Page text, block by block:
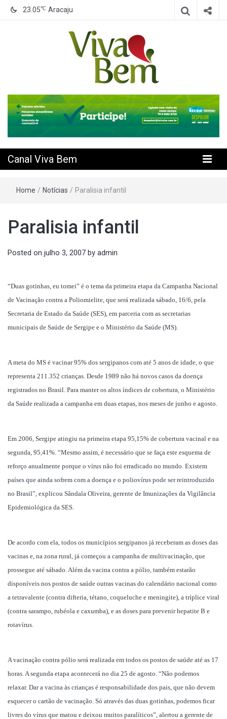
23.05℃ Aracaju
Canal Viva
Bem
Canal Viva Bem
Home / Notícias / Paralisia infantil
Paralisia infantil
Posted on julho 3, 2007 by admin
“Duas gotinhas, eu tomei” é o tema da primeira etapa da Campanha Nacional
de Vacinação contra a Poliomielite, que será realizada sábado, 16/6, pela
Secretaria de Estado da Saúde (SES), em parceria com as secretarias
municipais de Saúde de Sergipe e o Ministério da Saúde (MS).
A meta do MS é vacinar 95% dos sergipanos com até 5 anos de idade, o que
representa 211.352 crianças. Desde 1989 não há novos casos da doença
registrados no Brasil. Para manter os altos índices de cobertura, o Ministério
da Saúde realizada a campanha em duas etapas, nos meses de junho e agosto.
Em 2006, Sergipe atingiu na primeira etapa 95,15% de cobertura vacinal e na
segunda, 95,41%. “Mesmo assim, é necessário que se faça este esquema de
reforço anualmente porque o vírus não foi erradicado no mundo. Existem
países que ainda sofrem com a doença e o poliovírus pode ser reintroduzido
no Brasil”, explicou Sândala Oliveira, gerente de Imunizações da Vigilância
Epidemiológica da SES.
De acordo com ela, todos os municípios sergipanos já receberam as doses das
vacinas e, na zona rural, já começou a campanha de multivacinação, que
prossegue até sábado. Além da vacina contra a pólio, também estarão
disponíveis nos postos de saúde outras vacinas do calendário nacional como
a tetravalente (contra difteria, tétano, coqueluche e meningite), a tríplice viral
(contra sarampo, rubéola e caxumba), e as doses para prevenir hepatite B e
rotavírus.
A vacinação contra pólio será realizada em todos os postos de saúde até as 17
horas. A segunda etapa acontecerá no dia 25 de agosto. “Não podemos
relaxar. Dar a vacina às crianças é responsabilidade dos pais, que não devem
esquecer o cartão de vacinação. Só através das duas gotinhas, podemos ficar
livres do vírus que matou e deixou muitos paralíticos”, alertou a gerente de